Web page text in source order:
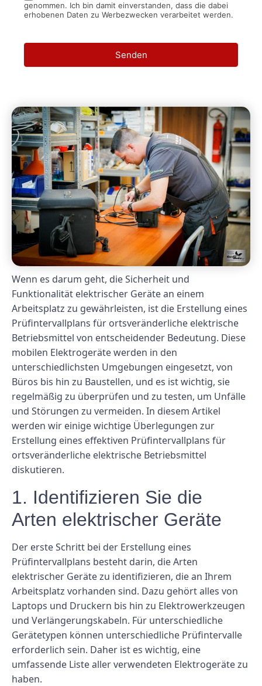
genommen. Ich bin damit einverstanden, dass die dabei
erhobenen Daten zu Werbezwecken verarbeitet werden.
Senden
Wenn es darum geht, die Sicherheit und
Funktionalität elektrischer Geräte an einem
Arbeitsplatz zu gewährleisten, ist die Erstellung eines
Prüfintervallplans für ortsveränderliche elektrische
Betriebsmittel von entscheidender Bedeutung. Diese
mobilen Elektrogeräte werden in den
unterschiedlichsten Umgebungen eingesetzt, von
Büros bis hin zu Baustellen, und es ist wichtig, sie
regelmäßig zu überprüfen und zu testen, um Unfälle
und Störungen zu vermeiden. In diesem Artikel
werden wir einige wichtige Überlegungen zur
Erstellung eines effektiven Prüfintervallplans für
ortsveränderliche elektrische Betriebsmittel
diskutieren.
1. Identifizieren Sie die
Arten elektrischer Geräte
Der erste Schritt bei der Erstellung eines
Prüfintervallplans besteht darin, die Arten
elektrischer Geräte zu identifizieren, die an Ihrem
Arbeitsplatz vorhanden sind. Dazu gehört alles von
Laptops und Druckern bis hin zu Elektrowerkzeugen
und Verlängerungskabeln. Für unterschiedliche
Gerätetypen können unterschiedliche Prüfintervalle
erforderlich sein. Daher ist es wichtig, eine
umfassende Liste aller verwendeten Elektrogeräte zu
haben.